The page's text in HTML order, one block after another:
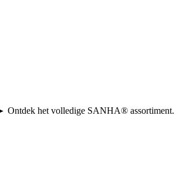
Ontdek het volledige SANHA® assortiment.